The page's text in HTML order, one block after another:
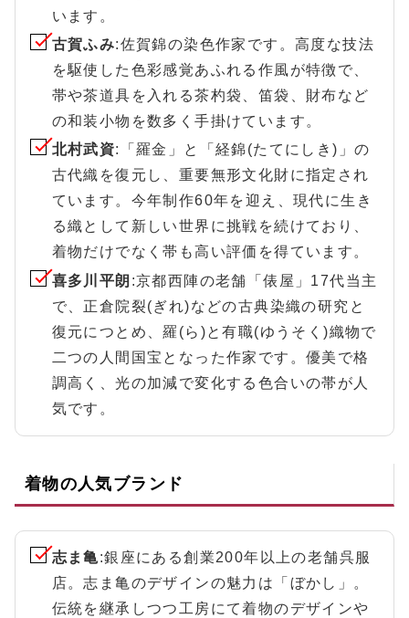
います。
古賀ふみ:佐賀錦の染色作家です。高度な技法
を駆使した色彩感覚あふれる作風が特徴で、
帯や茶道具を入れる茶杓袋、笛袋、財布など
の和装小物を数多く手掛けています。
北村武資:「羅金」と「経錦(たてにしき)」の
古代織を復元し、重要無形文化財に指定され
ています。今年制作60年を迎え、現代に生き
る織として新しい世界に挑戦を続けており、
着物だけでなく帯も高い評価を得ています。
喜多川平朗 :京都西陣の老舗「俵屋」17代当主
で、正倉院裂(ぎれ)などの古典染織の研究と
復元につとめ、羅(ら)と有職(ゆうそく)織物で
二つの人間国宝となった作家です。優美で格
調高く、光の加減で変化する色合いの帯が人
気です。
着物の人気ブランド
志ま亀:銀座にある創業200年以上の老舗呉服
店。志ま亀のデザインの魅力は「ぼかし」。
伝統を継承しつつ工房にて着物のデザインや